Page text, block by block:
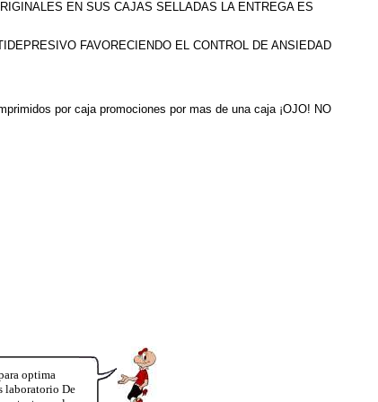
EN SUS CAJAS SELLADAS LA ENTREGA ES
FAVORECIENDO EL CONTROL DE ANSIEDAD
por caja promociones por mas de una caja ¡OJO! NO
optima
laboratorio De